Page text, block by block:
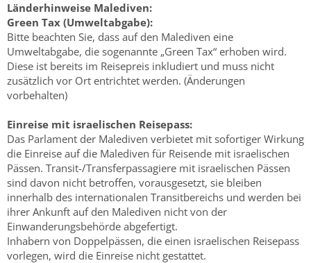
Länderhinweise Malediven:
Green Tax (Umweltabgabe):
Bitte beachten Sie, dass auf den Malediven eine
Umweltabgabe, die sogenannte „Green Tax“ erhoben wird.
Diese ist bereits im Reisepreis inkludiert und muss nicht
zusätzlich vor Ort entrichtet werden. (Änderungen
vorbehalten)
Einreise mit israelischen Reisepass:
Das Parlament der Malediven verbietet mit sofortiger Wirkung
die Einreise auf die Malediven für Reisende mit israelischen
Pässen. Transit-/Transferpassagiere mit israelischen Pässen
sind davon nicht betroffen, vorausgesetzt, sie bleiben
innerhalb des internationalen Transitbereichs und werden bei
ihrer Ankunft auf den Malediven nicht von der
Einwanderungsbehörde abgefertigt.
Inhabern von Doppelpässen, die einen israelischen Reisepass
vorlegen, wird die Einreise nicht gestattet.